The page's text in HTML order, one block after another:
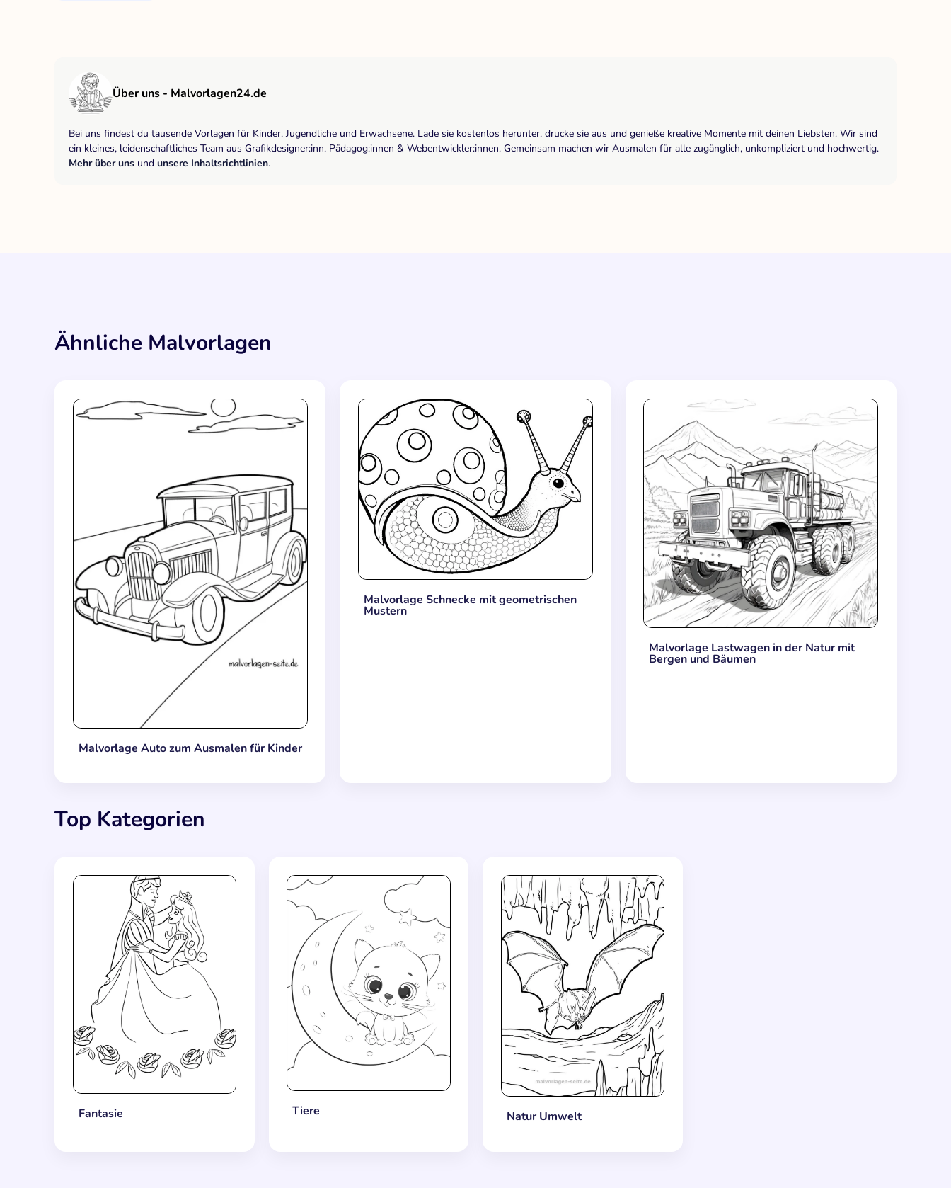
Über uns - Malvorlagen24.de
Bei uns findest du tausende Vorlagen für Kinder, Jugendliche und Erwachsene. Lade sie kostenlos herunter, drucke sie aus und genieße kreative Momente mit deinen Liebsten. Wir sind
ein kleines, leidenschaftliches Team aus Grafikdesigner:inn, Pädagog:innen & Webentwickler:innen. Gemeinsam machen wir Ausmalen für alle zugänglich, unkompliziert und hochwertig.
Mehr über uns und unsere Inhaltsrichtlinien.
Ähnliche Malvorlagen
Malvorlage Auto zum Ausmalen für Kinder
Malvorlage Schnecke mit geometrischen
Mustern
Malvorlage Lastwagen in der Natur mit
Bergen und Bäumen
Top Kategorien
Fantasie Tiere Natur Umwelt